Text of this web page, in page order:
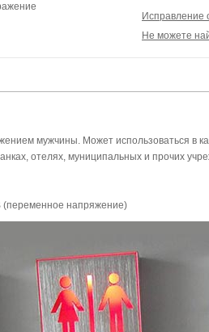
Исправление
Не можете
мужчины. Может использоваться в
отелях, муниципальных и прочих
(переменное напряжение)